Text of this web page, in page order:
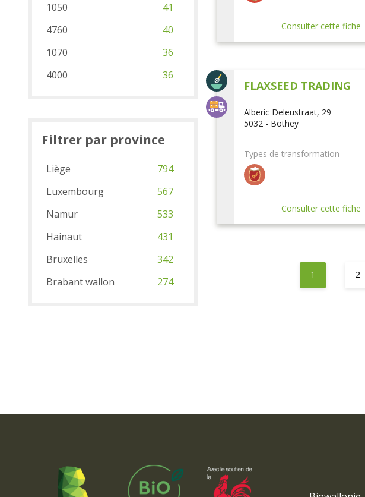
Consulter cette fiche
FLAXSEED TRADING
Alberic Deleustraat, 29
5032 - Bothey
Types de transformation
Consulter cette fiche
1 2
1050
41
4760
40
1070
36
4000
36
Filtrer par province
Liège
794
Luxembourg
567
Namur
533
Hainaut
431
Bruxelles
342
Brabant wallon
274